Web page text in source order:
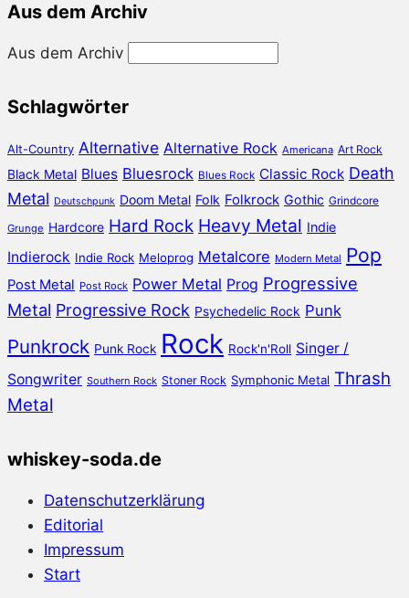
Aus dem Archiv
Aus dem Archiv
Schlagwörter
Alt-Country Alternative Alternative Rock Americana Art Rock
Black Metal Blues Bluesrock Blues Rock Classic Rock Death
Metal Deutschpunk Doom Metal Folk Folkrock Gothic Grindcore
Grunge Hardcore Hard Rock Heavy Metal Indie
Indierock Indie Rock Meloprog Metalcore Modern Metal Pop
Post Metal Post Rock Power Metal Prog Progressive
Metal Progressive Rock Psychedelic Rock Punk
Punkrock Punk Rock Rock Rock'n'Roll Singer /
Songwriter Southern Rock Stoner Rock Symphonic Metal Thrash
Metal
whiskey-soda.de
Datenschutzerklärung
Editorial
Impressum
Start